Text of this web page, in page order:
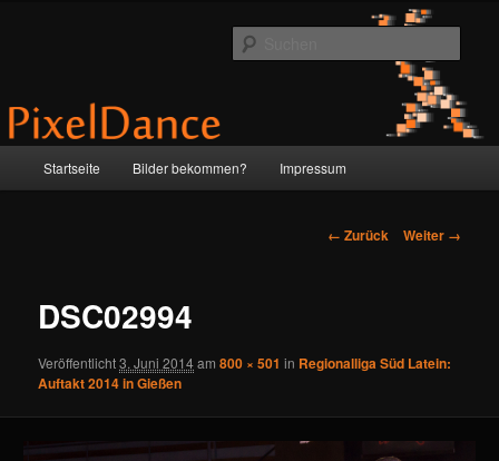
PixelDance
Startseite Bilder bekommen? Impressum
Bilder-
← Zurück Weiter →
DSC02994
Veröffentlicht3. Juni 2014am800 × 501 in Regionalliga Süd Latein:
Auftakt 2014 in Gießen